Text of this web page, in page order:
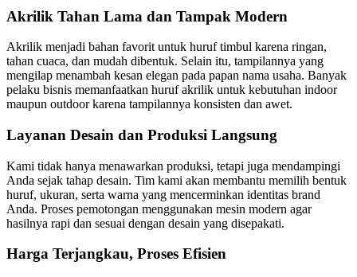
Akrilik Tahan Lama dan Tampak Modern
Akrilik menjadi bahan favorit untuk huruf timbul karena ringan,
tahan cuaca, dan mudah dibentuk. Selain itu, tampilannya yang
mengilap menambah kesan elegan pada papan nama usaha. Banyak
pelaku bisnis memanfaatkan huruf akrilik untuk kebutuhan indoor
maupun outdoor karena tampilannya konsisten dan awet.
Layanan Desain dan Produksi Langsung
Kami tidak hanya menawarkan produksi, tetapi juga mendampingi
Anda sejak tahap desain. Tim kami akan membantu memilih bentuk
huruf, ukuran, serta warna yang mencerminkan identitas brand
Anda. Proses pemotongan menggunakan mesin modern agar
hasilnya rapi dan sesuai dengan desain yang disepakati.
Harga Terjangkau, Proses Efisien